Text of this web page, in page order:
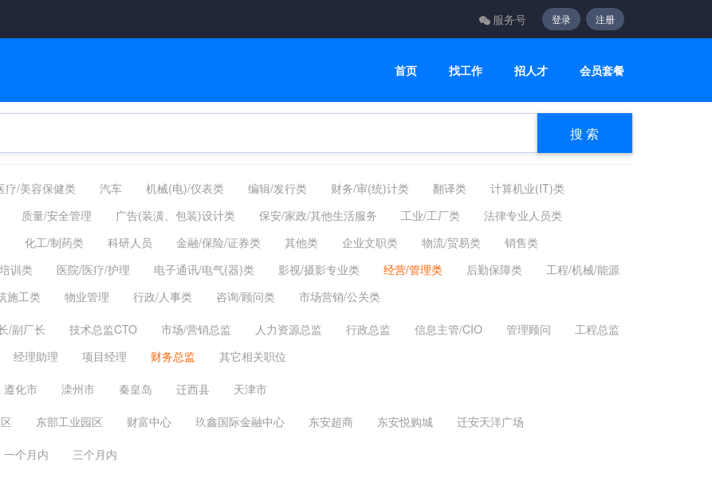
服务号 登录 注册
首页 找工作 招人才 会员套餐
搜 索
疗/美容保健类 汽车 机械(电)/仪表类 编辑/发行类 财务/审(统)计类 翻译类
计算机业(IT)类
质量/安全管理 广告(装潢、包装)设计类 保安/家政/其他生活服务 工业/工厂类
法律专业人员类
化工/制药类 科研人员 金融/保险/证券类 其他类 企业文职类 物流/贸易类
销售类
训类 医院/医疗/护理 电子通讯/电气(器)类 影视/摄影专业类 经营/管理类 后勤保障类
工程/机械/能源
施工类 物业管理 行政/人事类 咨询/顾问类
市场营销/公关类
/副厂长 技术总监CTO 市场/营销总监 人力资源总监 行政总监 信息主管/CIO 管理顾问
工程总监
经理助理 项目经理 财务总监
其它相关职位
遵化市 滦州市 秦皇岛 迁西县
天津市
东部工业园区 财富中心 玖鑫国际金融中心 东安超商 东安悦购城
迁安天洋广场
一个月内
三个月内